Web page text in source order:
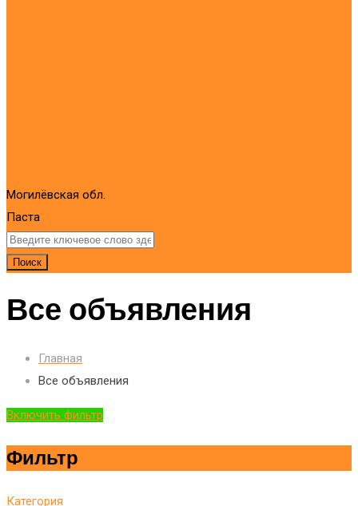
Могилёвская обл.
Паста
Поиск
Все объявления
Главная
Все объявления
Включить фильтр
Фильтр
Категория